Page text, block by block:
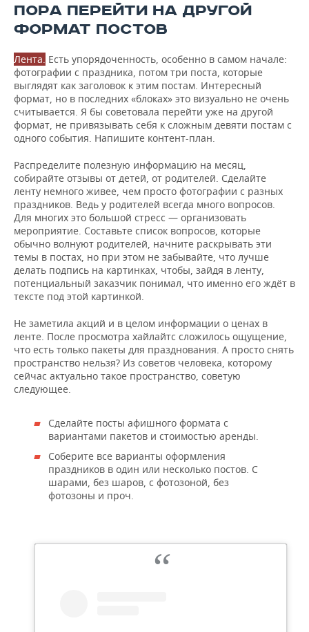
ПОРА ПЕРЕЙТИ НА ДРУГОЙ
ФОРМАТ ПОСТОВ
Лента. Есть упорядоченность, особенно в самом начале:
фотографии с праздника, потом три поста, которые
выглядят как заголовок к этим постам. Интересный
формат, но в последних «блоках» это визуально не очень
считывается. Я бы советовала перейти уже на другой
формат, не привязывать себя к сложным девяти постам с
одного события. Напишите контент-план.
Распределите полезную информацию на месяц,
собирайте отзывы от детей, от родителей. Сделайте
ленту немного живее, чем просто фотографии с разных
праздников. Ведь у родителей всегда много вопросов.
Для многих это большой стресс — организовать
мероприятие. Составьте список вопросов, которые
обычно волнуют родителей, начните раскрывать эти
темы в постах, но при этом не забывайте, что лучше
делать подпись на картинках, чтобы, зайдя в ленту,
потенциальный заказчик понимал, что именно его ждёт в
тексте под этой картинкой.
Не заметила акций и в целом информации о ценах в
ленте. После просмотра хайлайтс сложилось ощущение,
что есть только пакеты для празднования. А просто снять
пространство нельзя? Из советов человека, которому
сейчас актуально такое пространство, советую
следующее.
Сделайте посты афишного формата с
вариантами пакетов и стоимостью аренды.
Соберите все варианты оформления
праздников в один или несколько постов. С
шарами, без шаров, с фотозоной, без
фотозоны и проч.